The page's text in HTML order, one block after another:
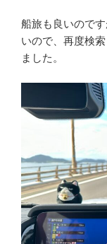
船旅も良いので
いので、再度検
ました。